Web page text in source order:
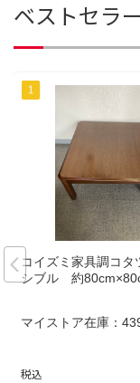
ベストセラ
コイズミ家具調コ
シブル 約
マイストア在庫：
税込